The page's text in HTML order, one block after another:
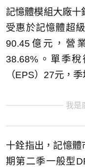
記憶體模組大廠十
受惠於記憶體超
90.45億元，營
38.68%。單季
（EPS）27元，
我是
十銓指出，記憶
期第二季一般型